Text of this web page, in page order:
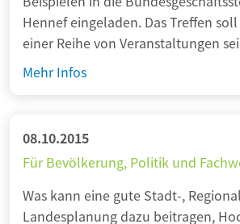
a
g
e
n
s
h
i
e
-
S
n
r
u
n
g
g
s
p
t
e
A
b
Hennef eingeladen. Das Treffen
einer Reihe von Veranstaltungen
Mehr InfosÜ
r
n
T
08.10.2015
Für Bevölkerung, Politik und
Was kann eine gute Stadt-,
Landesplanung dazu beitragen,